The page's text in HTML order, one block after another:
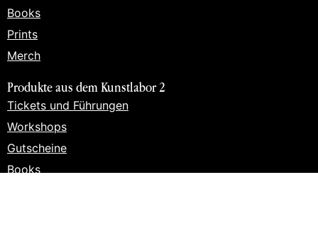
Books
Prints
Merch
Produkte aus dem Kunstlabor 2
Tickets und Führungen
Workshops
Gutscheine
Books